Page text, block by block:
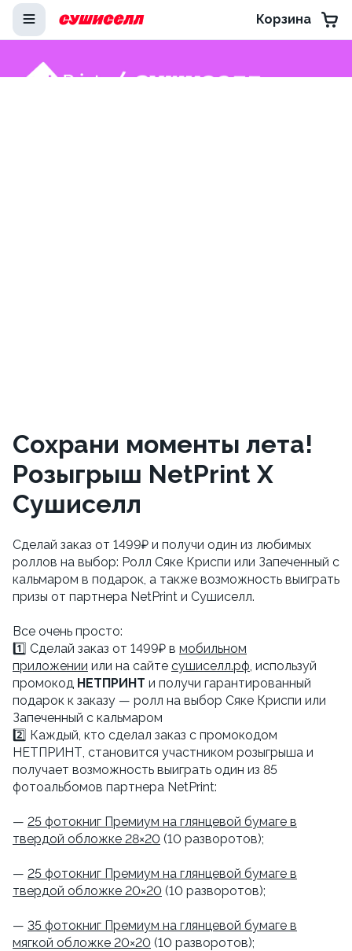
Корзина
Сохрани моменты лета!
Розыгрыш NetPrint X
Сушиселл
Сделай заказ от 1499₽ и получи один из любимых
роллов на выбор: Ролл Сяке Криспи или Запеченный с
кальмаром в подарок, а также возможность выиграть
призы от партнера NetPrint и Сушиселл.
Все очень просто:
1️⃣ Сделай заказ от 1499₽ в мобильном
приложении или на сайте сушиселл.рф , используй
промокод НЕТПРИНТ и получи гарантированный
подарок к заказу — ролл на выбор Сяке Криспи или
Запеченный с кальмаром
2️⃣ Каждый, кто сделал заказ с промокодом
НЕТПРИНТ, становится участником розыгрыша и
получает возможность выиграть один из 85
фотоальбомов партнера NetPrint:
— 25 фотокниг Премиум на глянцевой бумаге в
твердой обложке 28×20 (10 разворотов);
— 25 фотокниг Премиум на глянцевой бумаге в
твердой обложке 20×20 (10 разворотов);
— 35 фотокниг Премиум на глянцевой бумаге в
мягкой обложке 20×20 (10 разворотов);